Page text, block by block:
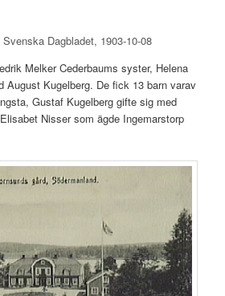
Dagbladet, 1903-10-08
Melker Cederbaums syster, Helena
August Kugelberg. De fick 13 barn varav
Gustaf Kugelberg gifte sig med
Nisser som ägde Ingemarstorp